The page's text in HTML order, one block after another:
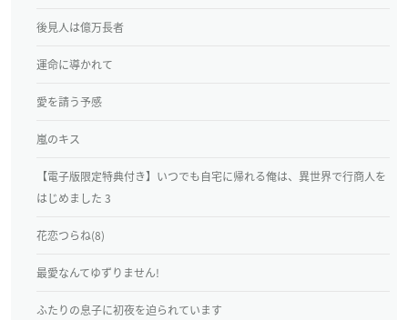
後見人は億万長者
運命に導かれて
愛を請う予感
嵐のキス
【電子版限定特典付き】いつでも自宅に帰れる俺は、異世界で行商人を
はじめました 3
花恋つらね(8)
最愛なんてゆずりません!
ふたりの息子に初夜を迫られています